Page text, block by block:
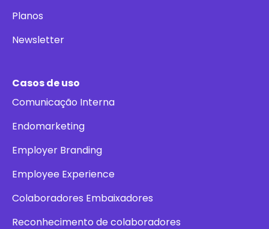
Planos
Newsletter
Casos de uso
Comunicação Interna
Endomarketing
Employer Branding
Employee Experience
Colaboradores Embaixadores
Reconhecimento de colaboradores